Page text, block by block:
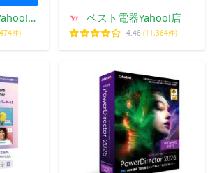
シ
件)
ベスト電器Yahoo!店
4.46 (11,364件)